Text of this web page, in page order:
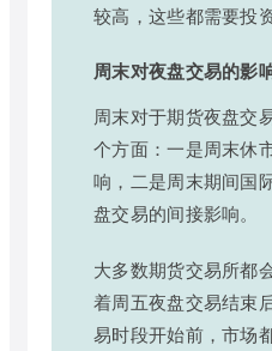
较高，这些都需要投
周末对夜盘交易的影
周末对于期货夜盘交
个方面：一是周末休
响，二是周末期间国
盘交易的间接影响。
大多数期货交易所都
着周五夜盘交易结束
易时段开始前，市场